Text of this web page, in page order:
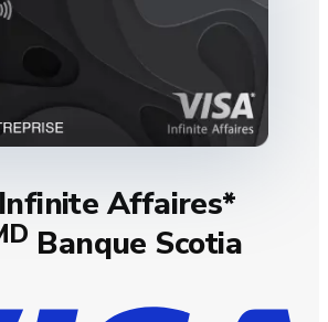
Affaires*
Banque Scotia